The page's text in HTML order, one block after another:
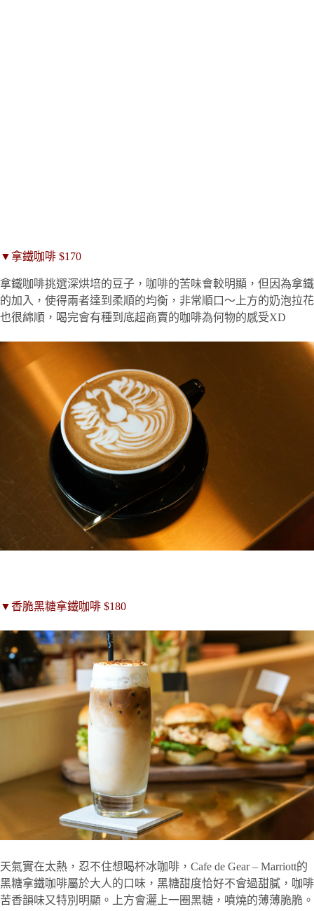
▼拿鐵咖啡 $170
拿鐵咖啡挑選深烘培的豆子，咖啡的苦味會較明顯，但因為拿鐵
的加入，使得兩者達到柔順的均衡，非常順口～上方的奶泡拉花
也很綿順，喝完會有種到底超商賣的咖啡為何物的感受XD
▼香脆黑糖拿鐵咖啡 $180
天氣實在太熱，忍不住想喝杯冰咖啡，Cafe de Gear – Marriott的
黑糖拿鐵咖啡屬於大人的口味，黑糖甜度恰好不會過甜膩，咖啡
苦香韻味又特別明顯。上方會灑上一圈黑糖，噴燒的薄薄脆脆。